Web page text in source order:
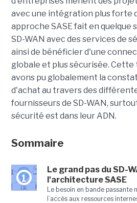
avec une intégration plus forte
approche SASE fait en quelque
SD-WAN avec des services de
ainsi de bénéficier d'une
globale et plus sécurisée. Cette
avons pu globalement la
d'achat au travers des
fournisseurs de SD-WAN,
sécurité est dans leur ADN.
Sommaire
1
Le grand pas du SD-
l'architecture SASE
Le besoin en bande
l’accès aux ressources